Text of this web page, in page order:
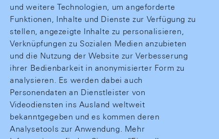
und weitere Technologien, um angeforderte
Funktionen, Inhalte und Dienste zur Verfügung zu
stellen, angezeigte Inhalte zu personalisieren,
Verknüpfungen zu Sozialen Medien anzubieten
und die Nutzung der Website zur Verbesserung
ihrer Bedienbarkeit in anonymisierter Form zu
analysieren. Es werden dabei auch
Personendaten an Dienstleister von
Videodiensten ins Ausland weltweit
bekanntgegeben und es kommen deren
Analysetools zur Anwendung. Mehr